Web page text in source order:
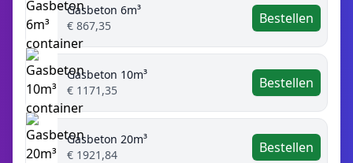
Gasbeton 6m³
€ 867,35
Bestellen
Gasbeton 10m³
€ 1171,35
Bestellen
Gasbeton 20m³
€ 1921,84
Bestellen